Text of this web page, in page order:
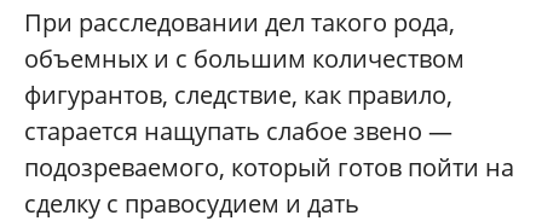
При расследовании дел такого рода,
объемных и с большим количеством
фигурантов, следствие, как правило,
старается нащупать слабое звено —
подозреваемого, который готов пойти на
сделку с правосудием и дать